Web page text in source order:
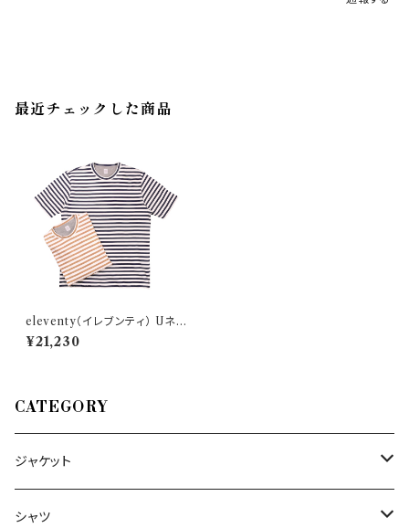
最近チェックした商品
eleventy（イレブンティ） Uネッ
ク半袖Tシャツ C75TSHC08
27765
¥21,230
CATEGORY
ジャケット
～44/S
シャツ